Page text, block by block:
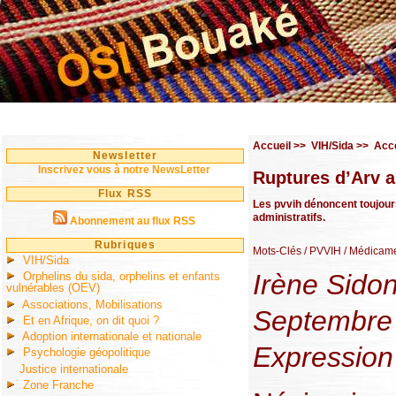
Newsletter
Inscrivez vous à notre NewsLetter
Flux RSS
Abonnement au flux RSS
Rubriques
VIH/Sida
Orphelins du sida, orphelins et enfants
vulnérables (OEV)
Associations, Mobilisations
Et en Afrique, on dit quoi ?
Adoption internationale et nationale
Psychologie géopolitique
Justice internationale
Zone Franche
Accueil >> VIH/Sida >>
Ruptures d’Arv
Les pvvih dénoncent
administratifs.
Mots-Clés / PVVIH /
Irène
Expression